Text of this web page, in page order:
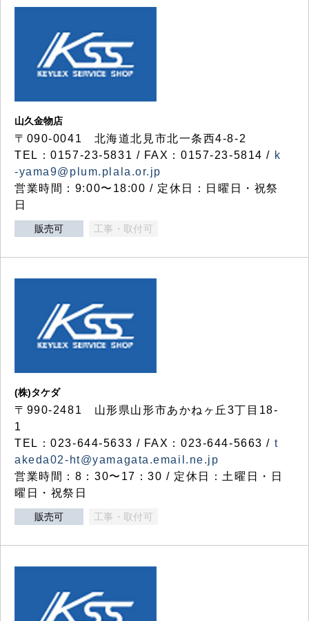
山久金物店
〒090-0041 北海道北見市北一条西4-8-2
TEL：0157-23-5831 / FAX：0157-23-5814 / k
-yama9@plum.plala.or.jp
営業時間：9:00〜18:00 / 定休日：日曜日・祝祭
日
販売可 工事・取付可
(株)タケダ
〒990-2481 山形県山形市あかねヶ丘3丁目18-
1
TEL：023-644-5633 / FAX：023-644-5663 / t
akeda02-ht@yamagata.email.ne.jp
営業時間：8：30〜17：30 / 定休日：土曜日・日
曜日・祝祭日
販売可 工事・取付可